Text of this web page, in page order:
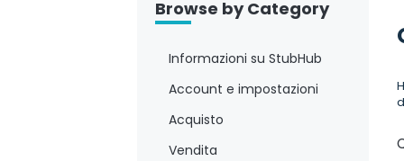
Browse by Category
Informazioni su StubHub
Account e impostazioni
Acquisto
Vendita